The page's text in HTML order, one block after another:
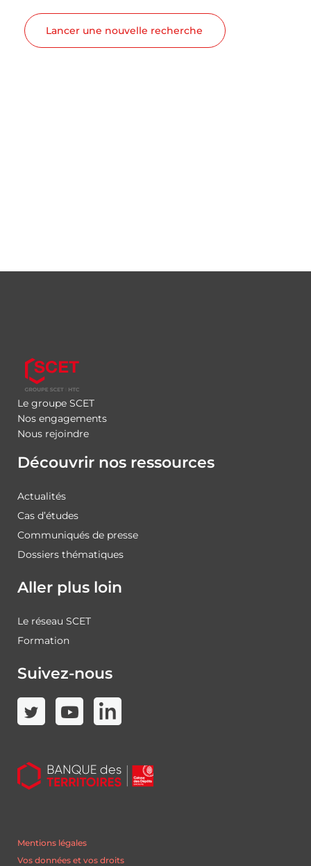
Lancer une nouvelle recherche
Le groupe SCET
Nos engagements
Nous rejoindre
Découvrir nos ressources
Actualités
Cas d’études
Communiqués de presse
Dossiers thématiques
Aller plus loin
Le réseau SCET
Formation
Suivez-nous
Mentions légales
Vos données et vos droits